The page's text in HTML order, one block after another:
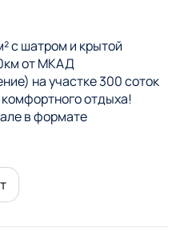
Мяч
Настольные игры
грибов и ягод
оружия
с шатром и крытой
от МКАД
на участке 300 соток
отдыха!
в формате
формате банкета (до 200
бассейн, лес,
8 комнат, 5
спальных мест,
большая беседка,